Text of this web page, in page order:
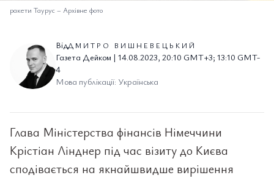
ракети Таурус – Архівне фото
ВідДМИТРО ВИШНЕВЕЦЬКИЙ
Газета Дейком | 14.08.2023, 20:10 GMT+3; 13:10 GMT-
4
Мова публікації: Українська
Глава Міністерства фінансів Німеччини
Крістіан Лінднер під час візиту до Києва
сподівається на якнайшвидше вирішення